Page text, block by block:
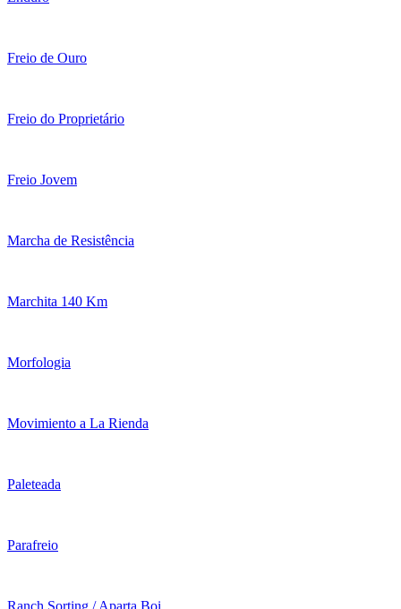
Freio de Ouro
Freio do Proprietário
Freio Jovem
Marcha de Resistência
Marchita 140 Km
Morfologia
Movimiento a La Rienda
Paleteada
Parafreio
Ranch Sorting / Aparta Boi